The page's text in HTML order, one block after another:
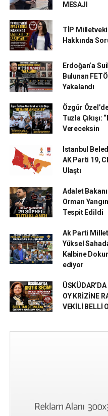
MESAJI
TİP
Hakkında
Erdoğan’a
Bulunan
Yakalandı
Özgür
Tuzla Çıkışı:
Vereceksin
Istanbul
AK Parti 19,
Ulaştı
Adalet
Orman
Tespit Edildi
Ak Parti
Yüksel
Kalbine
ediyor
OY KRİZİNE
VEKİLİ BELLİ